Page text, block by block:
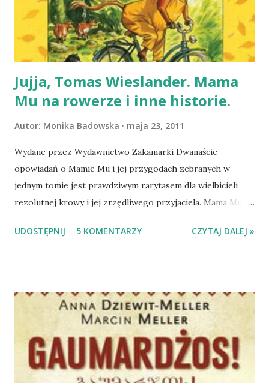
maszynę do szycia. Ciekawe są powody, dla których
dziewczynka chce zostać księżniczką. Fascynujące jest też
to, jak w krótkim czasie i bez wielkiego nakładu
finansowego, może...
Jujja, Tomas Wieslander. Mama
Mu na rowerze i inne historie.
Autor: Monika Badowska maja 23, 2011
Wydane przez Wydawnictwo Zakamarki Dwanaście
opowiadań o Mamie Mu i jej przygodach zebranych w
jednym tomie jest prawdziwym rarytasem dla wielbicieli
rezolutnej krowy i jej zrzędliwego przyjaciela. Mama Mu
miasta, jeździe na rowerze, odwiedzeniu biblioteki,
osobnikiem, przez swój racjonalizm, nieco uciążliwym.
Wciąż narzeka, że krowy nie jeżdżą na rowerze, że Mama
Mu nie pojmuje idei łapania ryb, a na gospodynię przebraną
w Świętą Łucję stosuje gaśnicę. Mama Mu i Pan Wrona
tworzą wielce udany duet. Pan Wrona potrzebny jest
UDOSTĘPNIJ 5 KOMENTARZY CZYTAJ DALEJ »